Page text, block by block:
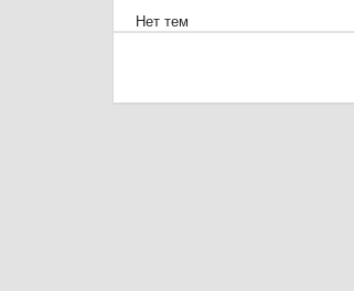
Нет тем